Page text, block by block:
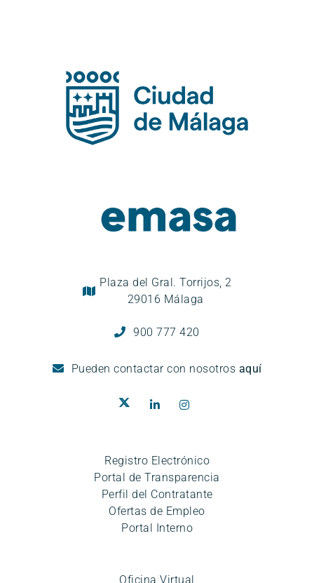
Plaza del Gral. Torrijos, 2
29016 Málaga
900 777 420
Pueden contactar con nosotros aquí
Registro Electrónico
Portal de Transparencia
Perfil del Contratante
Ofertas de Empleo
Portal Interno
Oficina Virtual